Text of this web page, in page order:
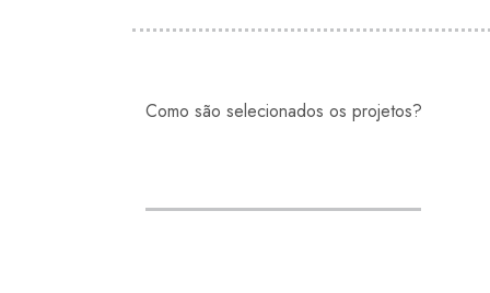
Como são selecionados os projetos?